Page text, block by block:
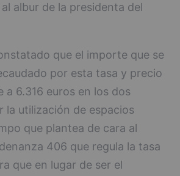
albur de la presidenta del
que el importe que se
por esta tasa y precio
a 6.316 euros en los dos
la utilización de espacios
que plantea de cara al
406 que regula la tasa
que en lugar de ser el